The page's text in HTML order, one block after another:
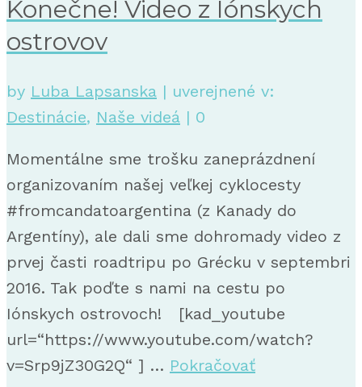
Konečne! Video z Iónskych
ostrovov
by Luba Lapsanska | uverejnené v:
Destinácie, Naše videá | 0
Momentálne sme trošku zaneprázdnení
organizovaním našej veľkej cyklocesty
#fromcandatoargentina (z Kanady do
Argentíny), ale dali sme dohromady video z
prvej časti roadtripu po Grécku v septembri
2016. Tak poďte s nami na cestu po
Iónskych ostrovoch! [kad_youtube
url=“https://www.youtube.com/watch?
v=Srp9jZ30G2Q“ ] … Pokračovať